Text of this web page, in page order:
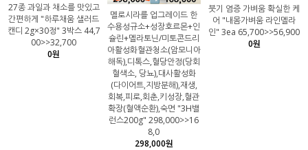
27종 과일과 채소를 맛있고
간편하게 "하루채움 샐러드
캔디 2g×30정" 3박스 44,7
00>>32,700
0원
멜로시라를 업그레이드 한
수용성규소+성장호르몬+인
슐린+멜라토닌/미토콘드리
아활성화혈관청소(암모니아
해독),디톡스,혈당안정(당회
혈색소, 당뇨),대사활성화
(다이어트,지방분해),재생,
회복,피로,회춘,키성장,혈관
확장(혈액순환),숙면 "3H밸
런스200g" 298,000>>16
8,0
298,000원
붓기 염증 가벼움 확실한 케
어 "내몸가벼움 라인멜라
인" 3ea 65,700>>56,900
0원